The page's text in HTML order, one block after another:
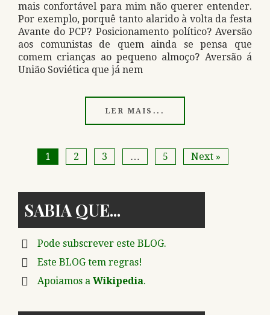
mais confortável para mim não querer entender.
Por exemplo, porquê tanto alarido à volta da festa
Avante do PCP? Posicionamento político? Aversão
aos comunistas de quem ainda se pensa que
comem crianças ao pequeno almoço? Aversão á
União Soviética que já nem
LER MAIS...
1 2 3 … 5 Next »
SABIA QUE
Pode subscrever este BLOG.
Este BLOG tem regras!
Apoiamos a Wikipedia.